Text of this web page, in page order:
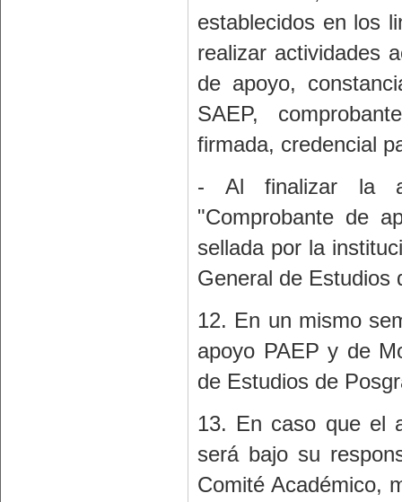
establecidos en los
realizar actividades
de apoyo,
SAEP,
firmada, credencial
- Al finalizar la
"Comprobante de
sellada por la
General de Estudios
12. En un mismo
apoyo PAEP y de
de Estudios de
13. En caso que el
será bajo su
Comité Académico,